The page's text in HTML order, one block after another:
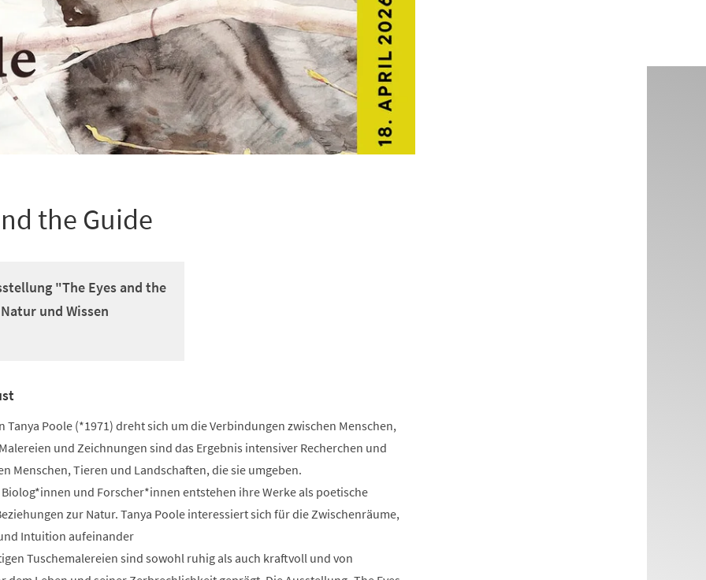
the Guide
"The Eyes and the
und Wissen
Tanya Poole (*1971) dreht sich um die Verbindungen zwischen Menschen,
und Zeichnungen sind das Ergebnis intensiver Recherchen und
Menschen, Tieren und Landschaften, die sie umgeben.
und Forscher*innen entstehen ihre Werke als poetische
zur Natur. Tanya Poole interessiert sich für die Zwischenräume,
Intuition aufeinander
Tuschemalereien sind sowohl ruhig als auch kraftvoll und von